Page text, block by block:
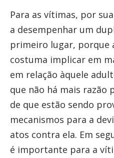
Para as vítimas, por
a desempenhar um
primeiro lugar, porque
costuma implicar em
em relação àquele
que não há mais razão
de que estão sendo
mecanismos para a
atos contra ela. Em
é importante para a